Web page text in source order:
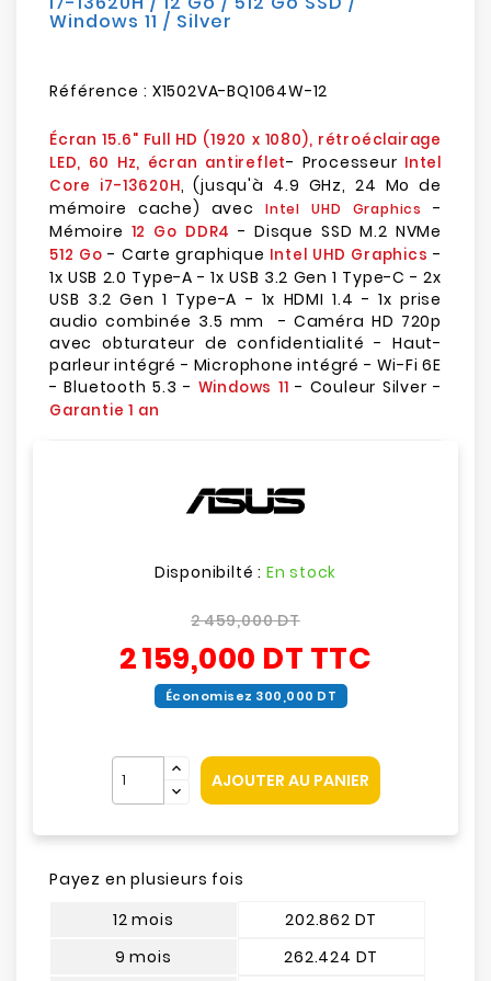
Windows 11 / Silver
Référence : X1502VA-BQ1064W-12
Écran 15.6" Full HD (1920 x 1080), rétroéclairage
LED, 60 Hz, écran antireflet- Processeur Intel
Core i7-13620H, (jusqu'à 4.9 GHz, 24 Mo de
mémoire cache) avec Intel UHD Graphics
-
Mémoire 12 Go DDR4 - Disque SSD M.2 NVMe
512 Go - Carte graphique Intel UHD Graphics -
1x USB 2.0 Type-A - 1x USB 3.2 Gen 1 Type-C - 2x
USB 3.2 Gen 1 Type-A - 1x HDMI 1.4 - 1x prise
audio combinée 3.5 mm - Caméra HD 720p
avec obturateur de confidentialité - Haut-
parleur intégré - Microphone intégré - Wi-Fi 6E
- Bluetooth 5.3 - Windows 11 - Couleur Silver -
Garantie 1 an
Disponibilté : En stock
2 459,000 DT
2 159,000 DT TTC
Économisez 300,000 DT
AJOUTER AU PANIER
Payez en plusieurs fois
12 mois
9 mois
202.862 DT
262.424 DT